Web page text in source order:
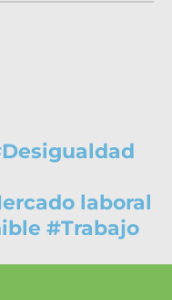
Desigualdad
laboral
#Trabajo